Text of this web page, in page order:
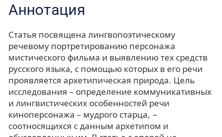
Аннотация
Статья посвящена лингвопоэтическому
речевому портретированию персонажа
мистического фильма и выявлению тех средств
русского языка, с помощью которых в его речи
проявляется архетипическая природа. Цель
исследования – определение коммуникативных
и лингвистических особенностей речи
киноперсонажа – мудрого старца, −
соотносящихся с данным архетипом и